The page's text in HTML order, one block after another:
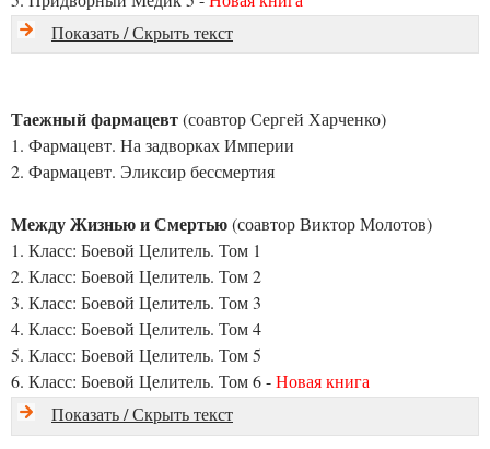
Показать / Скрыть текст
Таежный фармацевт(соавтор Сергей Харченко)
1. Фармацевт. На задворках Империи
2. Фармацевт. Эликсир бессмертия
Между Жизнью и Смертью(соавтор Виктор Молотов)
1. Класс: Боевой Целитель. Том 1
2. Класс: Боевой Целитель. Том 2
3. Класс: Боевой Целитель. Том 3
4. Класс: Боевой Целитель. Том 4
5. Класс: Боевой Целитель. Том 5
6. Класс: Боевой Целитель. Том 6 -Новая книга
Показать / Скрыть текст